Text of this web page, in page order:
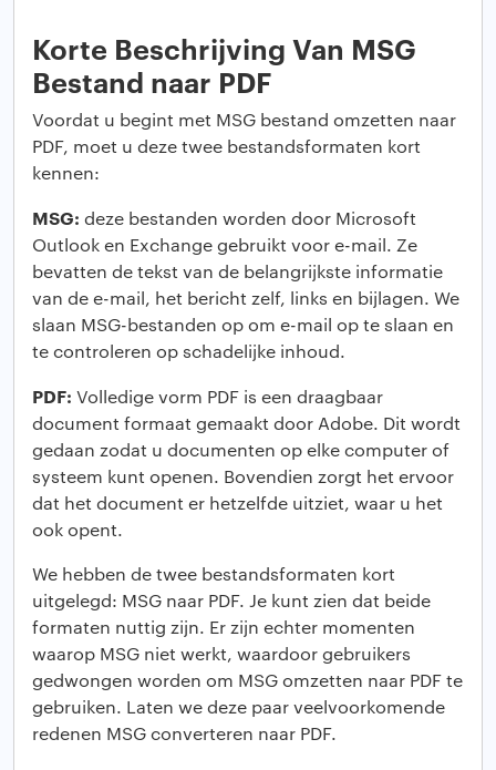
Korte Beschrijving Van MSG
Bestand naar PDF
Voordat u begint met MSG bestand omzetten naar
PDF, moet u deze twee bestandsformaten kort
kennen:
MSG: deze bestanden worden door Microsoft
Outlook en Exchange gebruikt voor e-mail. Ze
bevatten de tekst van de belangrijkste informatie
van de e-mail, het bericht zelf, links en bijlagen. We
slaan MSG-bestanden op om e-mail op te slaan en
te controleren op schadelijke inhoud.
PDF: Volledige vorm PDF is een draagbaar
document formaat gemaakt door Adobe. Dit wordt
gedaan zodat u documenten op elke computer of
systeem kunt openen. Bovendien zorgt het ervoor
dat het document er hetzelfde uitziet, waar u het
ook opent.
We hebben de twee bestandsformaten kort
uitgelegd: MSG naar PDF. Je kunt zien dat beide
formaten nuttig zijn. Er zijn echter momenten
waarop MSG niet werkt, waardoor gebruikers
gedwongen worden om MSG omzetten naar PDF te
gebruiken. Laten we deze paar veelvoorkomende
redenen MSG converteren naar PDF.